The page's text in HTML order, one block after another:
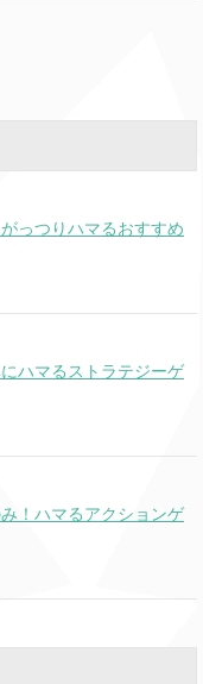
っつりハマるおすすめ
ハマるストラテジーゲ
！ハマるアクションゲ